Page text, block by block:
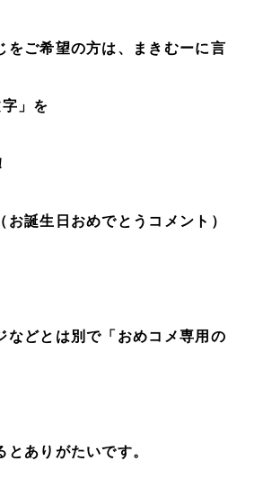
をご希望の方は、まきむーに言
」を
お誕生日おめでとうコメント）
などとは別で「おめコメ専用の
とありがたいです。